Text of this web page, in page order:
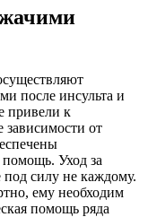
после инсульта и
привели к
от
Уход за
силу не каждому.
ему необходим
помощь ряда